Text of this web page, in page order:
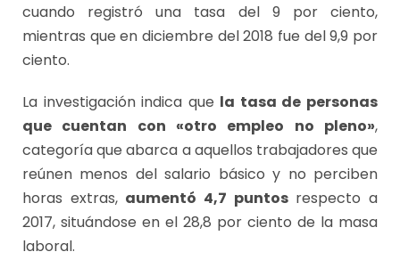
cuando registró una tasa del 9 por ciento,
mientras que en diciembre del 2018 fue del 9,9 por
ciento.
La investigación indica que la tasa de personas
que cuentan con «otro empleo no pleno»,
categoría que abarca a aquellos trabajadores que
reúnen menos del salario básico y no perciben
horas extras, aumentó 4,7 puntosrespecto a
2017, situándose en el 28,8 por ciento de la masa
laboral.